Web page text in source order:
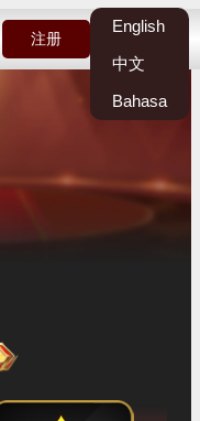
注册
English
中文
Bahasa